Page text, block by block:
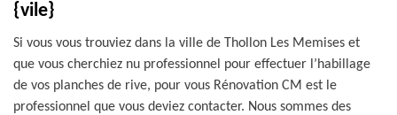
{vile}
Si vous vous trouviez dans la ville de Thollon Les Memises et
que vous cherchiez nu professionnel pour effectuer l’habillage
de vos planches de rive, pour vous Rénovation CM est le
professionnel que vous deviez contacter. Nous sommes des